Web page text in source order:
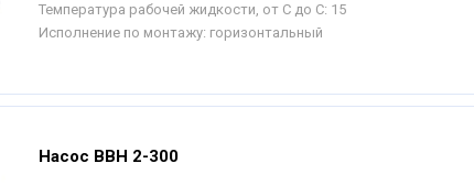
Температура рабочей жидкости, от С до С: 15
Исполнение по монтажу: горизонтальный
Насос ВВН 2-300